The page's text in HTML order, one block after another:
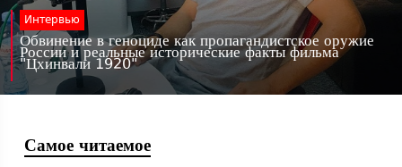
Интервью
Обвинение в геноциде как пропагандистское оружие
России и реальные исторические факты фильма
"Цхинвали 1920"
Самое читаемое